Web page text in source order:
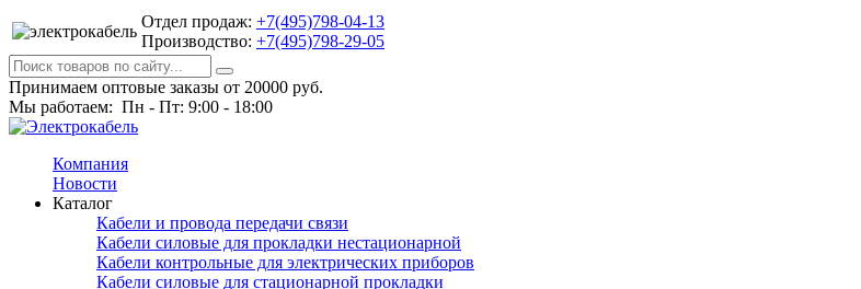
Отдел продаж: +7(495)798-04-13
Производство: +7(495)798-29-05
Принимаем оптовые заказы от 20000 руб.
Мы работаем: Пн - Пт: 9:00 - 18:00
Компания
Новости
Каталог
Кабели и провода передачи связи
Кабели силовые для прокладки нестационарной
Кабели контрольные для электрических приборов
Кабели силовые для стационарной прокладки